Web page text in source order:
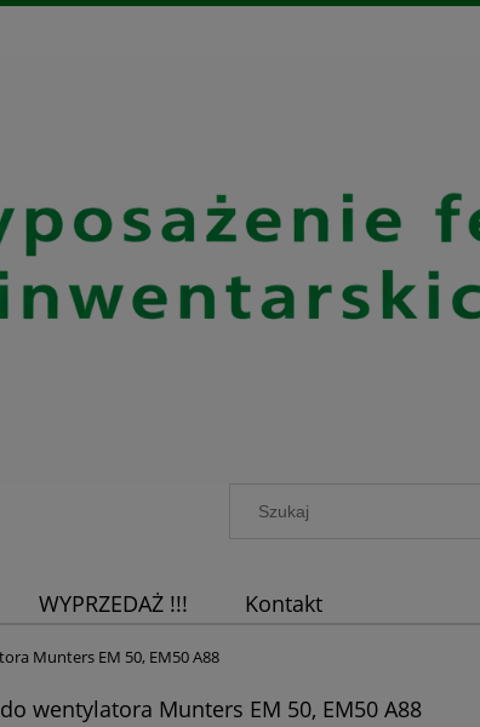
WYPRZEDAŻ !!! Kontakt
Munters EM 50, EM50 A88
wentylatora Munters EM 50, EM50 A88